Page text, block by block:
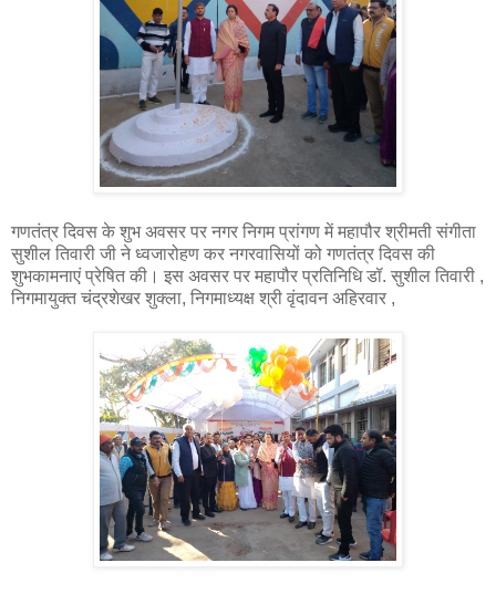
गणतंत्र दिवस के शुभ अवसर पर नगर निगम प्रांगण में महापौर श्रीमती संगीता
सुशील तिवारी जी ने ध्वजारोहण कर नगरवासियों को गणतंत्र दिवस की
शुभकामनाएं प्रेषित की। इस अवसर पर महापौर प्रतिनिधि डॉ. सुशील तिवारी ,
निगमायुक्त चंद्रशेखर शुक्ला, निगमाध्यक्ष श्री वृंदावन अहिरवार ,